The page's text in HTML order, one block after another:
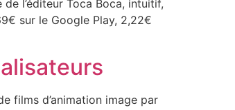
l’éditeur Toca Boca, intuitif,
sur le Google Play, 2,22€
films d’animation image par